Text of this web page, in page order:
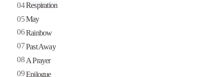
04Respiration
05May
06Rainbow
07Past Away
08A Prayer
09Epilogue